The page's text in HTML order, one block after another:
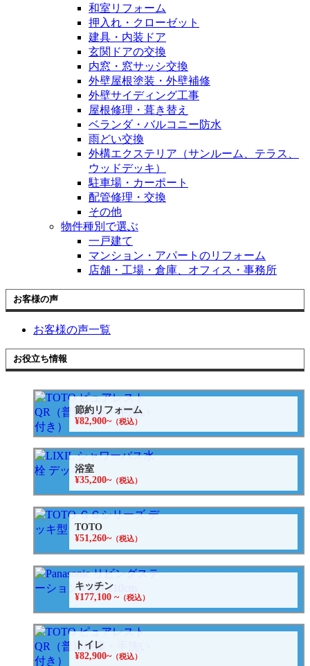
和室リフォーム
押入れ・クローゼット
建具・内装ドア
玄関ドアの交換
内窓・窓サッシ交換
外壁屋根塗装・外壁補修
外壁サイディング工事
屋根修理・葺き替え
ベランダ・バルコニー防水
雨どい交換
外構エクステリア（サンルーム、テラス、
ウッドデッキ）
駐車場・カーポート
配管修理・交換
その他
物件種別で選ぶ
一戸建て
マンション・アパートのリフォーム
店舗・工場・倉庫、オフィス・事務所
お客様の声
お客様の声一覧
お役立ち情報
節約リフォーム
¥82,900~（税込）
浴室
¥35,200~（税込）
TOTO
¥51,260~（税込）
キッチン
¥177,100 ~（税込）
トイレ
¥82,900~（税込）